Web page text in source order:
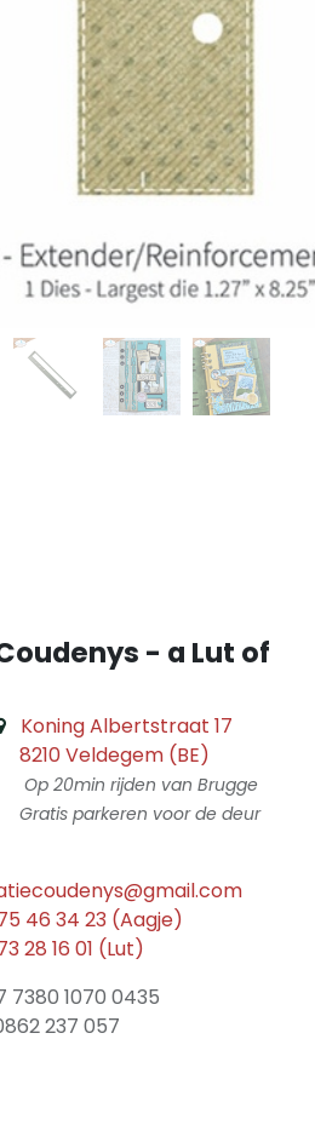
- a Lut of
Koning Albertstraat 17
8210 Veldegem (BE)
Op 20min rijden van Brugge
parkeren voor de deur
46 34 23 (Aagje)
28 16 01 (Lut)
7380 1070 0435
237 057